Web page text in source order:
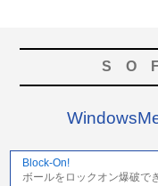
Block-On!
ボールをロックオン爆破で